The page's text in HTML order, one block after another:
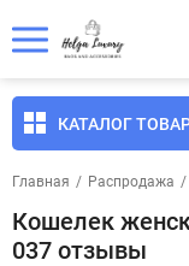
КАТАЛОГ
Главная / Распродажа /
Кошелек
037 отзывы